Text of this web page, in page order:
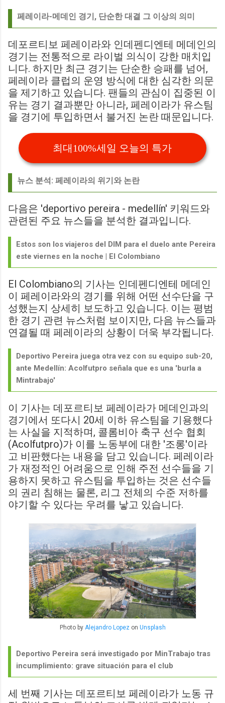
페레이라-메데인 경기, 단순한 대결 그 이상의 의미
데포르티보 페레이라와 인데펜디엔테 메데인의
경기는 전통적으로 라이벌 의식이 강한 매치입
니다. 하지만 최근 경기는 단순한 승패를 넘어,
페레이라 클럽의 운영 방식에 대한 심각한 의문
을 제기하고 있습니다. 팬들의 관심이 집중된 이
유는 경기 결과뿐만 아니라, 페레이라가 유스팀
을 경기에 투입하면서 불거진 논란 때문입니다.
최대100%세일 오늘의 특가
뉴스 분석: 페레이라의 위기와 논란
다음은 'deportivo pereira - medellín' 키워드와
관련된 주요 뉴스들을 분석한 결과입니다.
Estos son los viajeros del DIM para el duelo ante Pereira
este viernes en la noche | El Colombiano
El Colombiano의 기사는 인데펜디엔테 메데인
이 페레이라와의 경기를 위해 어떤 선수단을 구
성했는지 상세히 보도하고 있습니다. 이는 평범
한 경기 관련 뉴스처럼 보이지만, 다음 뉴스들과
연결될 때 페레이라의 상황이 더욱 부각됩니다.
Deportivo Pereira juega otra vez con su equipo sub-20,
ante Medellín: Acolfutpro señala que es una 'burla a
Mintrabajo'
이 기사는 데포르티보 페레이라가 메데인과의
경기에서 또다시 20세 이하 유스팀을 기용했다
는 사실을 지적하며, 콜롬비아 축구 선수 협회
(Acolfutpro)가 이를 노동부에 대한 '조롱'이라
고 비판했다는 내용을 담고 있습니다. 페레이라
가 재정적인 어려움으로 인해 주전 선수들을 기
용하지 못하고 유스팀을 투입하는 것은 선수들
의 권리 침해는 물론, 리그 전체의 수준 저하를
야기할 수 있다는 우려를 낳고 있습니다.
Photo by Alejandro Lopez on Unsplash
Deportivo Pereira será investigado por MinTrabajo tras
incumplimiento: grave situación para el club
세 번째 기사는 데포르티보 페레이라가 노동 규